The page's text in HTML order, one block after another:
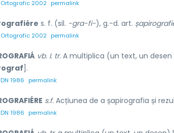
Ortografic 2002 permalink
s. f. (sil. -gra-fi-), g.-d. art.
Ortografic 2002 permalink
vb. I. tr. A multiplica (un text, un
].
DN 1986 permalink
s.f. Acțiunea de a șapirografia și
DN 1986 permalink